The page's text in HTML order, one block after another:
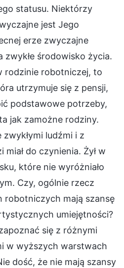
statusu. Niektórzy
jest Jego
erze zwyczajne
zwykłe środowisko życia.
rodzinie robotniczej, to
utrzymuje się z pensji,
podstawowe potrzeby,
jak zamożne rodziny.
zwykłymi ludźmi i z
miał do czynienia. Żył w
które nie wyróżniało
Czy, ogólnie rzecz
robotniczych mają szansę
umiejętności?
się z różnymi
w wyższych warstwach
dość, że nie mają szansy